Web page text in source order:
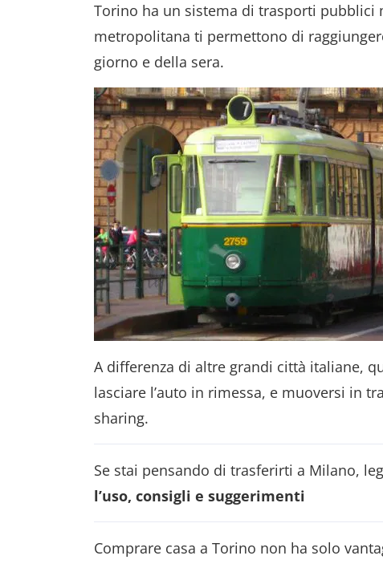
Torino ha un sistema di trasporti pubblici
metropolitana ti permettono di
giorno e della sera.
A differenza di altre grandi città italiane,
lasciare l’auto in rimessa, e muoversi in
sharing.
Se stai pensando di trasferirti a Milano,
l’uso, consigli e suggerimenti
Comprare casa a Torino non ha solo